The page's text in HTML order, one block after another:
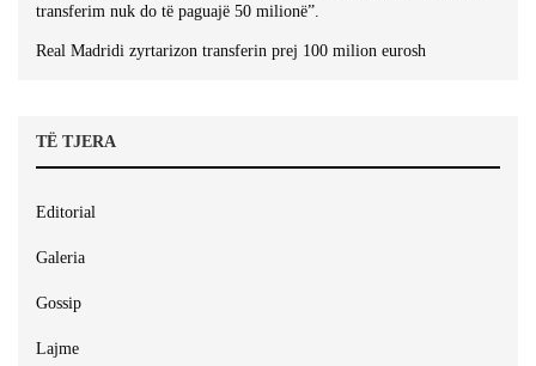
transferim nuk do të paguajë 50 milionë”.
Real Madridi zyrtarizon transferin prej 100 milion eurosh
TË TJERA
Editorial
Galeria
Gossip
Lajme